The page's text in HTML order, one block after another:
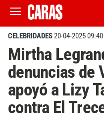
CELEBRIDADES20-04-2025 09:40
Mirtha
denuncias de
apoyó a Lizy
contra El